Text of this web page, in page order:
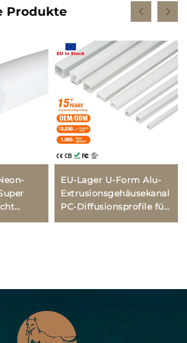
Produkte
EU-Lager U-Form Alu-
Extrusionsgehäusekanal
PC-Diffusionsprofile für
LED-Streifen